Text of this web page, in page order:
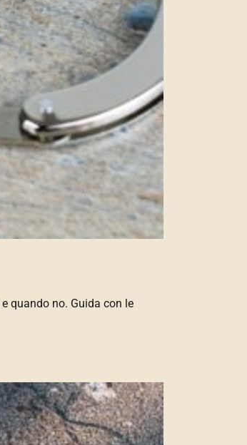
quando no. Guida con le